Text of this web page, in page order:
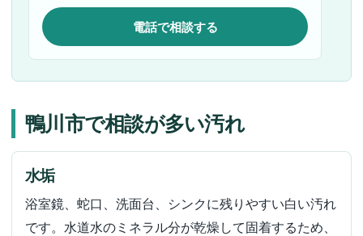
電話で相談する
鴨川市で相談が多い汚れ
水垢
浴室鏡、蛇口、洗面台、シンクに残りやすい白い汚れ
です。水道水のミネラル分が乾燥して固着するため、